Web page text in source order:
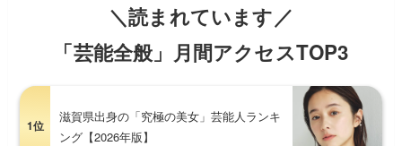
＼読まれています／
「芸能全般」月間アクセスTOP3
1位
滋賀県出身の「究極の美女」芸能人ランキ
ング【2026年版】